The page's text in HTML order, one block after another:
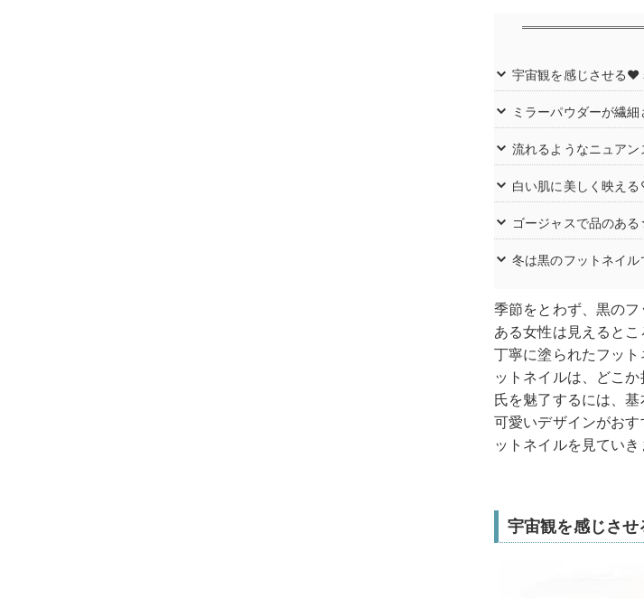
宇宙観を感じさせる♥
ミラーパウダーが繊
流れるようなニュアン
白い肌に美しく映え
ゴージャスで品のあ
冬は黒のフットネイル
季節をとわず、黒の
ある女性は見えると
丁寧に塗られたフッ
ットネイルは、どこ
氏を魅了するには、
可愛いデザインがお
ットネイルを見ていき
宇宙観を感じさ